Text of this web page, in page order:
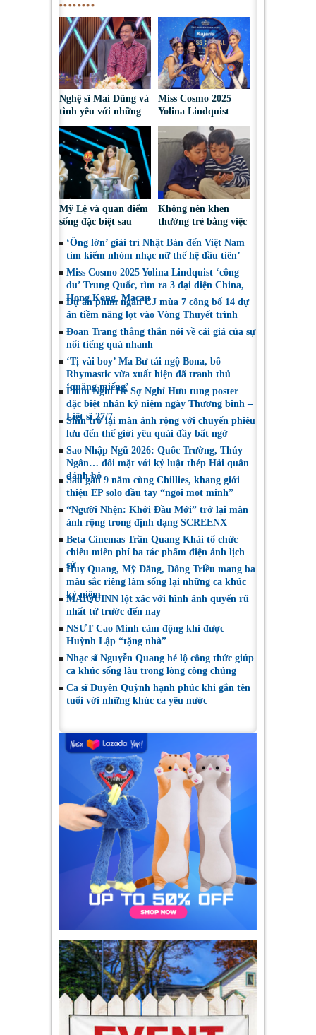
Nghệ sĩ Mai Dũng và
tình yêu với những
“vai ác dễ thương”
Miss Cosmo 2025
Yolina Lindquist
‘công du’ Nepal, tìm
đại diện mới tranh
tài Miss Cosmo 2026
Mỹ Lệ và quan điểm
sống đặc biệt sau
Không nên khen
thưởng trẻ bằng việc
thoại
‘Ông lớn’ giải trí Nhật Bản đến Việt Nam
tìm kiếm nhóm nhạc nữ thế hệ đầu tiên’
Miss Cosmo 2025 Yolina Lindquist ‘công
du’ Trung Quốc, tìm ra 3 đại diện China,
Hong Kong, Macau
Dự án phim ngắn CJ mùa 7 công bố 14 dự
án tiềm năng lọt vào Vòng Thuyết trình
Đoan Trang thẳng thắn nói về cái giá của sự
nổi tiếng quá nhanh
‘Tị vài boy’ Ma Bư tái ngộ Bona, bố
Rhymastic vừa xuất hiện đã tranh thủ
‘quăng miếng’
Phim Nghỉ Hè Sợ Nghỉ Hưu tung poster
đặc biệt nhân kỷ niệm ngày Thương binh –
Liệt sĩ 27/7
Shin trở lại màn ảnh rộng với chuyến phiêu
lưu đến thế giới yêu quái đầy bất ngờ
Sao Nhập Ngũ 2026: Quốc Trường, Thúy
Ngân… đối mặt với kỷ luật thép Hải quân
đánh bộ
Sau gần 9 năm cùng Chillies, khang giới
thiệu EP solo đầu tay “ngoi mot minh”
“Người Nhện: Khởi Đầu Mới” trở lại màn
ảnh rộng trong định dạng SCREENX
Beta Cinemas Trần Quang Khải tổ chức
chiếu miễn phí ba tác phẩm điện ảnh lịch
sử
Huy Quang, Mỹ Đăng, Đông Triều mang ba
màu sắc riêng làm sống lại những ca khúc
kỷ niệm
MAIQUINN lột xác với hình ảnh quyến rũ
nhất từ trước đến nay
NSƯT Cao Minh cảm động khi được
Huỳnh Lập “tặng nhà”
Nhạc sĩ Nguyễn Quang hé lộ công thức giúp
ca khúc sống lâu trong lòng công chúng
Ca sĩ Duyên Quỳnh hạnh phúc khi gắn tên
tuổi với những khúc ca yêu nước